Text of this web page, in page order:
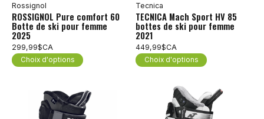
Rossignol
ROSSIGNOL Pure comfort 60
Botte de ski pour femme
2025
299,99$CA
Choix d'options
Tecnica
TECNICA Mach Sport HV 85
bottes de ski pour femme
2021
449,99$CA
Choix d'options